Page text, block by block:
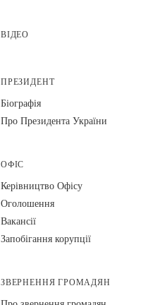
ВІДЕО
ПРЕЗИДЕНТ
Біографія
Про Президента України
ОФІС
Керівництво Офісу
Оголошення
Вакансії
Запобігання корупції
ЗВЕРНЕННЯ ГРОМАДЯН